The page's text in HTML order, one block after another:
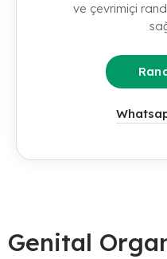
ve çevrimiçi
Genital